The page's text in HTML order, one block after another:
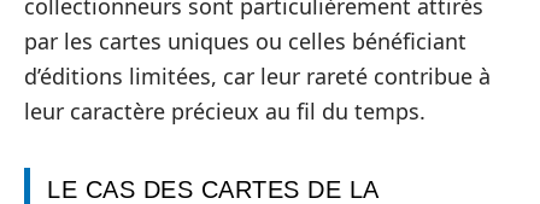
collectionneurs sont particulièrement attirés
par les cartes uniques ou celles bénéficiant
d’éditions limitées, car leur rareté contribue à
leur caractère précieux au fil du temps.
LE CAS DES CARTES DE LA